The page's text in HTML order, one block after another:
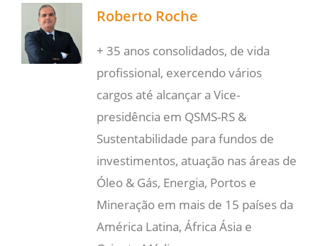
Roberto Roche
+ 35 anos consolidados, de vida
profissional, exercendo vários
cargos até alcançar a Vice-
presidência em QSMS-RS &
Sustentabilidade para fundos de
investimentos, atuação nas áreas de
Óleo & Gás, Energia, Portos e
Mineração em mais de 15 países da
América Latina, África Ásia e